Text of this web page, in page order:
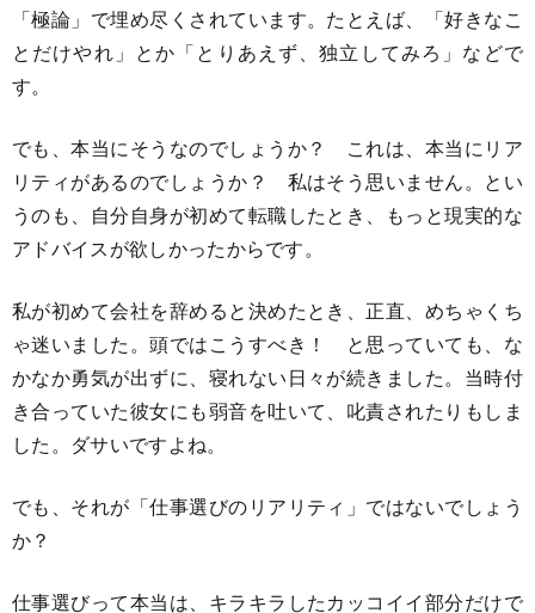
「極論」で埋め尽くされています。たとえば、「好きなこ
とだけやれ」とか「とりあえず、独立してみろ」などで
す。
でも、本当にそうなのでしょうか？ これは、本当にリア
リティがあるのでしょうか？ 私はそう思いません。とい
うのも、自分自身が初めて転職したとき、もっと現実的な
アドバイスが欲しかったからです。
私が初めて会社を辞めると決めたとき、正直、めちゃくち
ゃ迷いました。頭ではこうすべき！ と思っていても、な
かなか勇気が出ずに、寝れない日々が続きました。当時付
き合っていた彼女にも弱音を吐いて、叱責されたりもしま
した。ダサいですよね。
でも、それが「仕事選びのリアリティ」ではないでしょう
か？
仕事選びって本当は、キラキラしたカッコイイ部分だけで